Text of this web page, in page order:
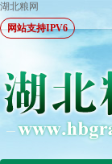
湖北粮网
网站支持IPV6